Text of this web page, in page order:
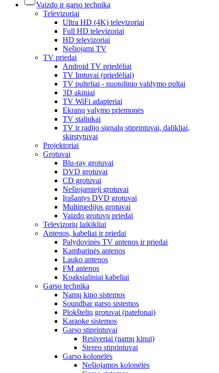
Vaizdo ir garso technika
Televizoriai
Ultra HD (4K) televizoriai
Full HD televizoriai
HD televizoriai
Nešiojami TV
TV priedai
Android TV priedėliai
TV Imtuvai (priedėliai)
TV pulteliai - nuotolinio valdymo pultai
3D akiniai
TV WiFi adapteriai
Ekranų valymo priemonės
TV staliukai
TV ir radijo signalų stiprintuvai, dalikliai,
skirstytuvai
Projektoriai
Grotuvai
Blu-ray grotuvai
DVD grotuvai
CD grotuvai
Nešiojamieji grotuvai
Įrašantys DVD grotuvai
Multimedijos grotuvai
Vaizdo grotuvų priedai
Televizorių laikikliai
Antenos, kabeliai ir priedai
Palydovinės TV antenos ir priedai
Kambarinės antenos
Lauko antenos
FM antenos
Koaksialiniai kabeliai
Garso technika
Namų kino sistemos
Soundbar garso sistemos
Plokštelių grotuvai (patefonai)
Karaoke sistemos
Garso stiprintuvai
Resiveriai (namų kinui)
Stereo stiprintuvai
Garso kolonėlės
Nešiojamos kolonėlės